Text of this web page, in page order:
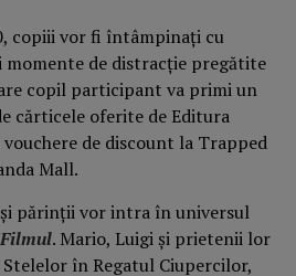
copiii vor fi întâmpinați cu
de distracție pregătite
copil participant va primi un
cărticele oferite de Editura
de discount la Trapped
Mall.
părinții vor intra în universul
. Mario, Luigi și prietenii lor
în Regatul Ciupercilor,